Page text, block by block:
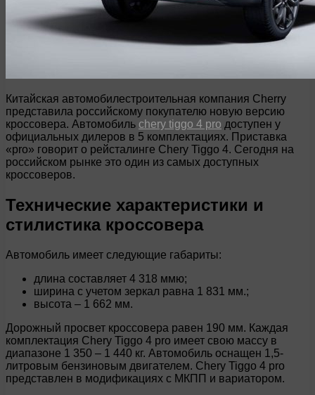
Китайская автомобилестроительная компания Cherry
представила российскому покупателю новую версию
кроссовера. Автомобиль chery tiggo 4 pro доступен у
официальных дилеров в 5 комплектациях. Приставка
«pro» говорит о рейсталинге Chery Tiggo 4. Сегодня на
российском рынке это один из самых доступных
кроссоверов.
Технические характеристики и
стилистика кроссовера
Автомобиль имеет следующие габариты:
длина составляет 4 318 ммю;
ширина с учетом зеркал равна 1 831 мм.;
высота – 1 662 мм.
Дорожный просвет кроссовера равен 190 мм. Каждая
комплектация Chery Tiggo 4 pro имеет свою массу в
диапазоне 1 350 – 1 440 кг. Автомобиль оснащен 1,5-
литровым бензиновым двигателем. Chery Tiggo 4 pro
представлен в модификациях с МКПП и вариатором.